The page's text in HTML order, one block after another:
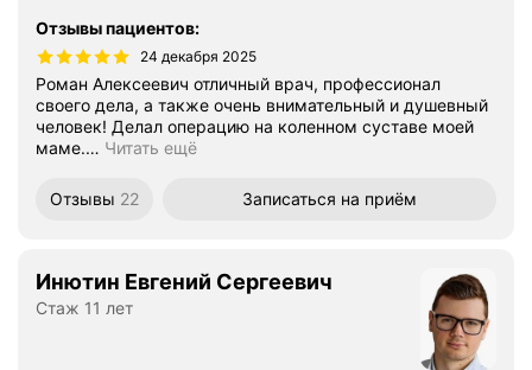
Отзывы пациентов:
24 декабря 2025
Роман Алексеевич отличный врач, профессионал
своего дела, а также очень внимательный и душевный
человек! Делал операцию на коленном суставе моей
маме.… Читать ещё
Отзывы 22 Записаться на приём
Инютин Евгений Сергеевич
Стаж 11 лет